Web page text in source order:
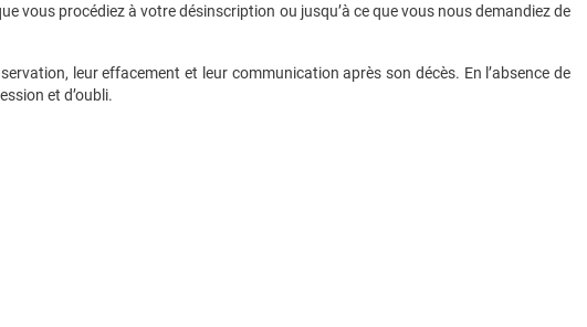
vous procédiez à votre désinscription ou jusqu’à ce que vous nous demandiez de
leur effacement et leur communication après son décès. En l’absence de
et d’oubli.